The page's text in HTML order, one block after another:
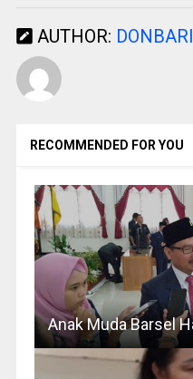
AUTHOR:
RECOMMENDED FOR YOU
Anak Muda Barsel